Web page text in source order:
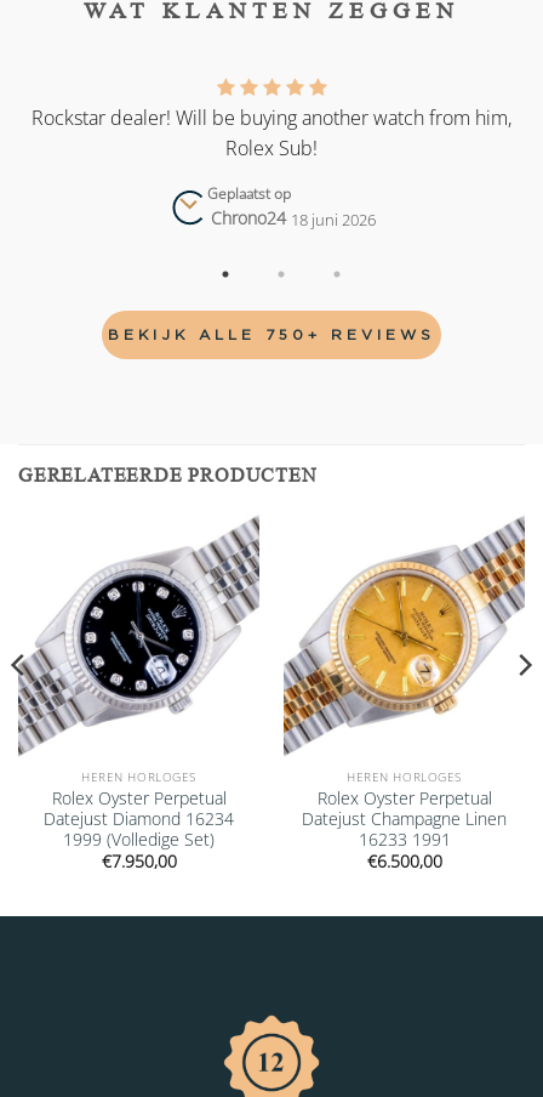
WAT KLANTEN ZEGGEN
Rockstar dealer! Will be buying another watch from him,
Rolex Sub!
Geplaatst op
Chrono24 18 juni 2026
BEKIJK ALLE 750+ REVIEWS
GERELATEERDE PRODUCTEN
Add to
wishlist
HEREN HORLOGES
Rolex Oyster Perpetual
Datejust Diamond 16234
1999 (Volledige Set)
€7.950,00
Add to
wishlist
HEREN HORLOGES
Rolex Oyster Perpetual
Datejust Champagne Linen
16233 1991
€6.500,00